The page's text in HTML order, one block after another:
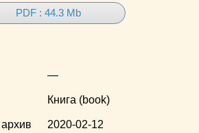
PDF : 44.3 Mb
—
Книга (book)
2020-02-12